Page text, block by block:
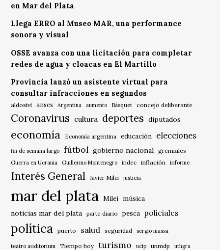
en Mar del Plata
Llega ERRO al Museo MAR, una performance
sonora y visual
OSSE avanza con una licitación para completar
redes de agua y cloacas en El Martillo
Provincia lanzó un asistente virtual para
consultar infracciones en segundos
aldosivi anses Argentina aumento Básquet concejo deliberante
Coronavirus cultura deportes diputados
economía Economía argentina educación elecciones
fin de semana largo fútbol gobierno nacional gremiales
Guerra en Ucrania Guillermo Montenegro indec inflación informe
Interés General Javier Milei justicia
mar del plata Milei música
noticias mar del plata
parte diario pesca policiales
política puerto salud seguridad sergio massa
teatro auditorium Tiempo hoy turismo ucip unmdp uthgra